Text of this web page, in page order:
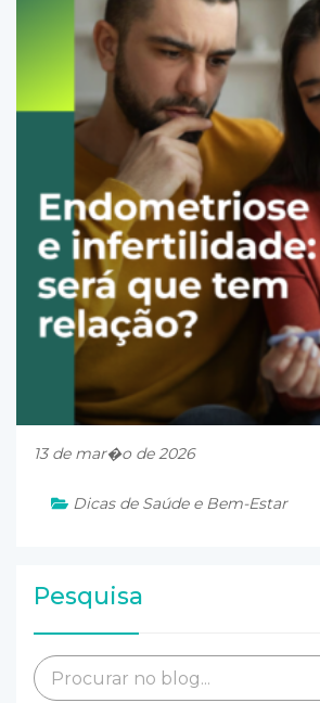
13 de mar�o de 2026
Dicas de Saúde e Bem-Estar
Pesquisa